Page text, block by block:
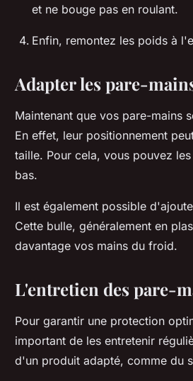
et ne bouge pas en roulant.
Enfin, remontez les poids à
Adapter les pare-
Maintenant que vos pare-mains
En effet, leur positionnement
taille. Pour cela, vous pouvez
bas.
Il est également possible
Cette bulle, généralement en
davantage vos mains du froid.
L'entretien des pare-
Pour garantir une protection
important de les entretenir
d'un produit adapté, comme du